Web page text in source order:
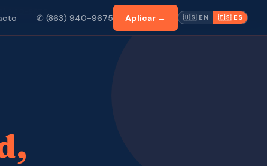
✆ (863) 940-9675 Aplicar → 🇺🇸 EN 🇪🇸 ES